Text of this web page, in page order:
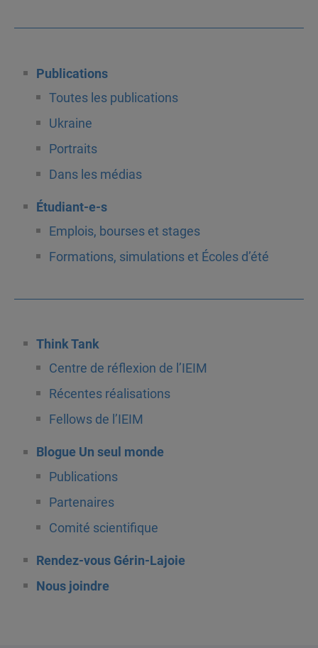
Publications
Toutes les publications
Ukraine
Portraits
Dans les médias
Étudiant-e-s
Emplois, bourses et stages
Formations, simulations et Écoles d’été
Think Tank
Centre de réflexion de l’IEIM
Récentes réalisations
Fellows de l’IEIM
Blogue Un seul monde
Publications
Partenaires
Comité scientifique
Rendez-vous Gérin-Lajoie
Nous joindre